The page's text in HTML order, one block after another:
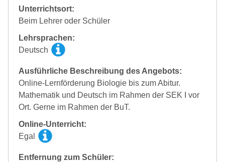
Unterrichtsort:
Beim Lehrer oder Schüler
Lehrsprachen:
Deutsch
Ausführliche Beschreibung des Angebots:
Online-Lernförderung Biologie bis zum Abitur.
Mathematik und Deutsch im Rahmen der SEK I vor
Ort. Gerne im Rahmen der BuT.
Online-Unterricht:
Egal
Entfernung zum Schüler: